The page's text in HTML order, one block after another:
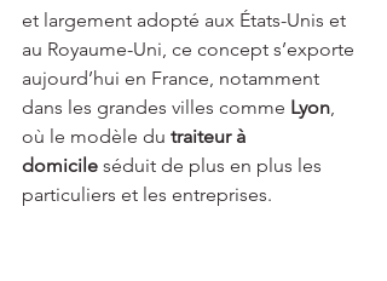
et largement adopté aux États-Unis et
au Royaume-Uni, ce concept s’exporte
aujourd’hui en France, notamment
dans les grandes villes comme Lyon,
où le modèle du traiteur à
domicile séduit de plus en plus les
particuliers et les entreprises.